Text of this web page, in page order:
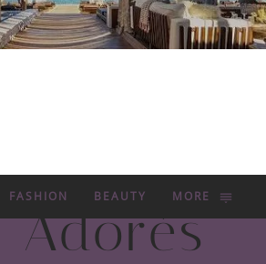
FASHION BEAUTY MORE
Adorés